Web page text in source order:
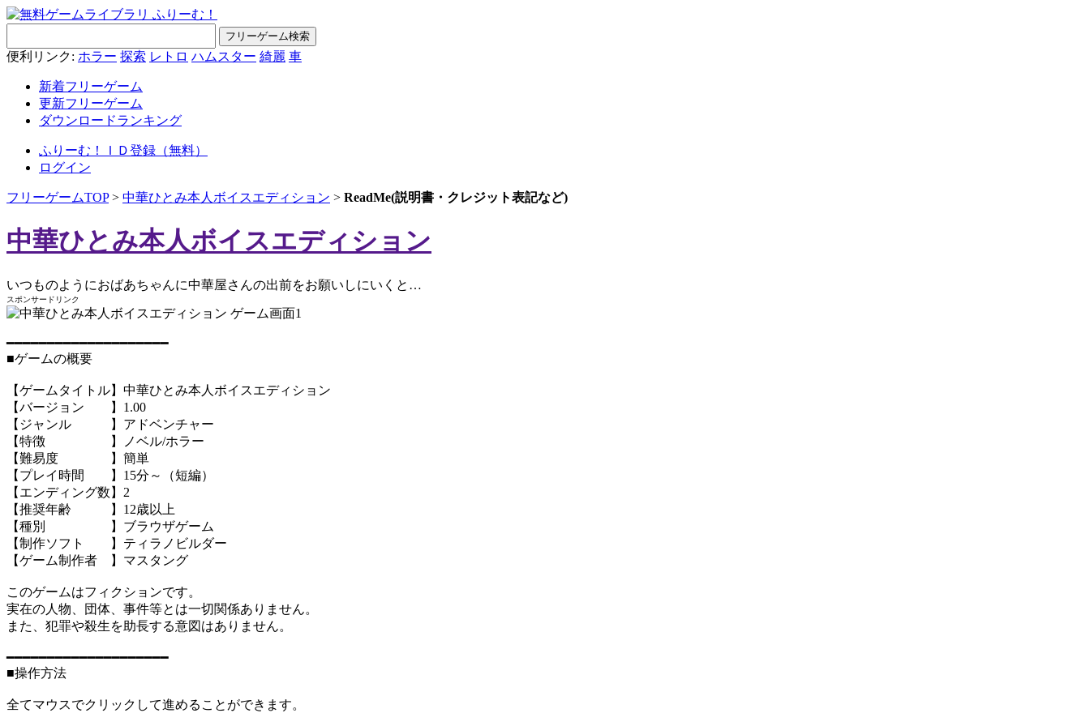
便利リンク: ホラー 探索 レトロ ハムスター 綺麗 車
新着フリーゲーム
更新フリーゲーム
ダウンロードランキング
ふりーむ！ＩＤ登録（無料）
ログイン
フリーゲームTOP> 中華ひとみ本人ボイスエディション > ReadMe(説明書・クレジット表記など)
中華ひとみ本人ボイスエディション
いつものようにおばあちゃんに中華屋さんの出前をお願いしにいくと…
スポンサードリンク
━━━━━━━━━━━━━━━━━━━━
■ゲームの概要
【ゲームタイトル】中華ひとみ本人ボイスエディション
【バージョン 】1.00
【ジャンル 】アドベンチャー
【特徴 】ノベル/ホラー
【難易度 】簡単
【プレイ時間 】15分～（短編）
【エンディング数】2
【推奨年齢 】12歳以上
【種別 】ブラウザゲーム
【制作ソフト 】ティラノビルダー
【ゲーム制作者 】マスタング
このゲームはフィクションです。
実在の人物、団体、事件等とは一切関係ありません。
また、犯罪や殺生を助長する意図はありません。
━━━━━━━━━━━━━━━━━━━━
■操作方法
全てマウスでクリックして進めることができます。